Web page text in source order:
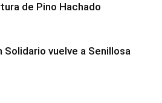
de Pino Hachado
Solidario vuelve a Senillosa